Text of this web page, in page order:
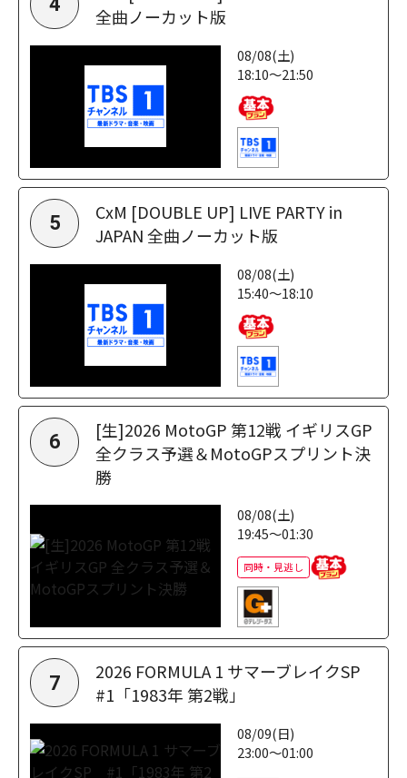
全曲ノーカット版
08/08(土)
18:10～21:50
5
CxM [DOUBLE UP] LIVE PARTY in
JAPAN 全曲ノーカット版
08/08(土)
15:40～18:10
6
[生]2026 MotoGP 第12戦 イギリスGP
全クラス予選＆MotoGPスプリント決
勝
08/08(土)
19:45～01:30
同時・見逃し
7
2026 FORMULA 1 サマーブレイクSP
#1「1983年 第2戦」
08/09(日)
23:00～01:00